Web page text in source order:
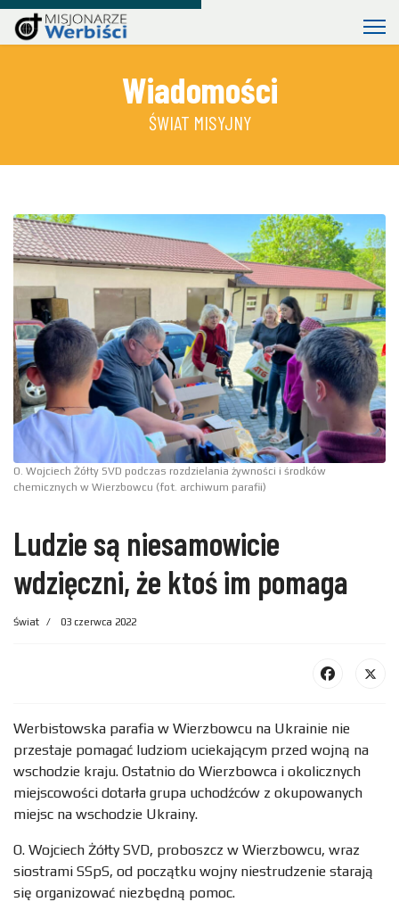
Wiadomości
ŚWIAT MISYJNY
O. Wojciech Żółty SVD podczas rozdzielania żywności i środków
chemicznych w Wierzbowcu (fot. archiwum parafii)
Ludzie są niesamowicie
wdzięczni, że ktoś im pomaga
Świat 03 czerwca 2022
Werbistowska parafia w Wierzbowcu na Ukrainie nie
przestaje pomagać ludziom uciekającym przed wojną na
wschodzie kraju. Ostatnio do Wierzbowca i okolicznych
miejscowości dotarła grupa uchodźców z okupowanych
miejsc na wschodzie Ukrainy.
O. Wojciech Żółty SVD, proboszcz w Wierzbowcu, wraz
siostrami SSpS, od początku wojny niestrudzenie starają
się organizować niezbędną pomoc.